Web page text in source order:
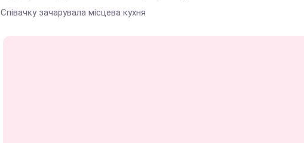
Співачку зачарувала місцева кухня